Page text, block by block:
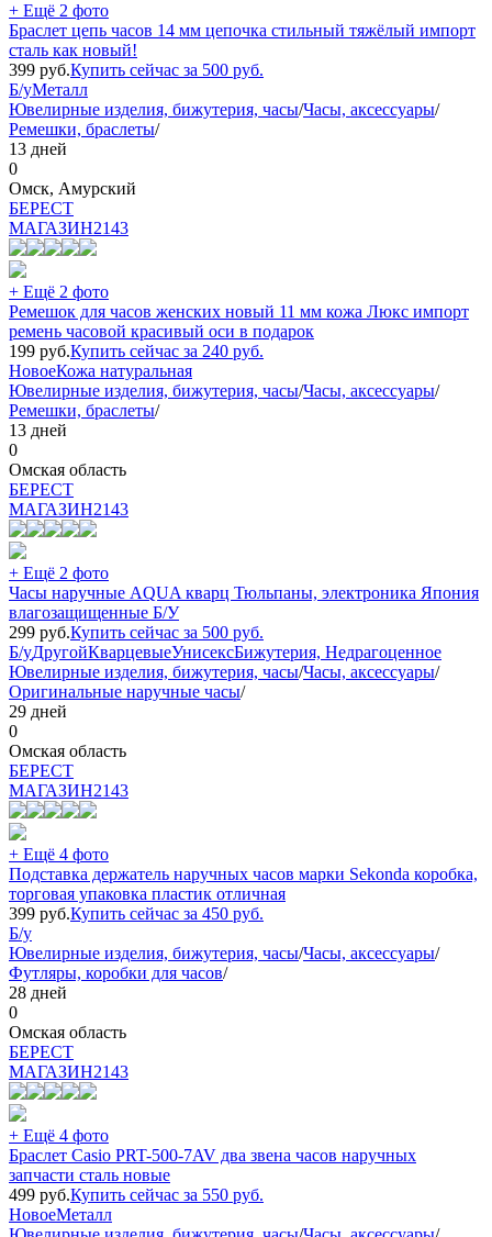
+ Ещё 2 фото
Браслет цепь часов 14 мм цепочка стильный тяжёлый импорт
сталь как новый!
399 руб.Купить сейчас за 500 руб.
Б/уМеталл
Ювелирные изделия, бижутерия, часы/Часы, аксессуары/
Ремешки, браслеты/
13 дней
0
Омск, Амурский
БEPECT
МАГАЗИН2143
+ Ещё 2 фото
Ремешок для часов женских новый 11 мм кожа Люкс импорт
ремень часовой красивый оси в подарок
199 руб.Купить сейчас за 240 руб.
НовоеКожа натуральная
Ювелирные изделия, бижутерия, часы/Часы, аксессуары/
Ремешки, браслеты/
13 дней
0
Омская область
БEPECT
МАГАЗИН2143
+ Ещё 2 фото
Часы наручные AQUA кварц Тюльпаны, электроника Япония
влагозащищенные Б/У
299 руб.Купить сейчас за 500 руб.
Б/уДругойКварцевыеУнисексБижутерия, Недрагоценное
Ювелирные изделия, бижутерия, часы/Часы, аксессуары/
Оригинальные наручные часы/
29 дней
0
Омская область
БEPECT
МАГАЗИН2143
+ Ещё 4 фото
Подставка держатель наручных часов марки Sekonda коробка,
торговая упаковка пластик отличная
399 руб.Купить сейчас за 450 руб.
Б/у
Ювелирные изделия, бижутерия, часы/Часы, аксессуары/
Футляры, коробки для часов/
28 дней
0
Омская область
БEPECT
МАГАЗИН2143
+ Ещё 4 фото
Браслет Casio PRT-500-7AV два звена часов наручных
запчасти сталь новые
499 руб.Купить сейчас за 550 руб.
НовоеМеталл